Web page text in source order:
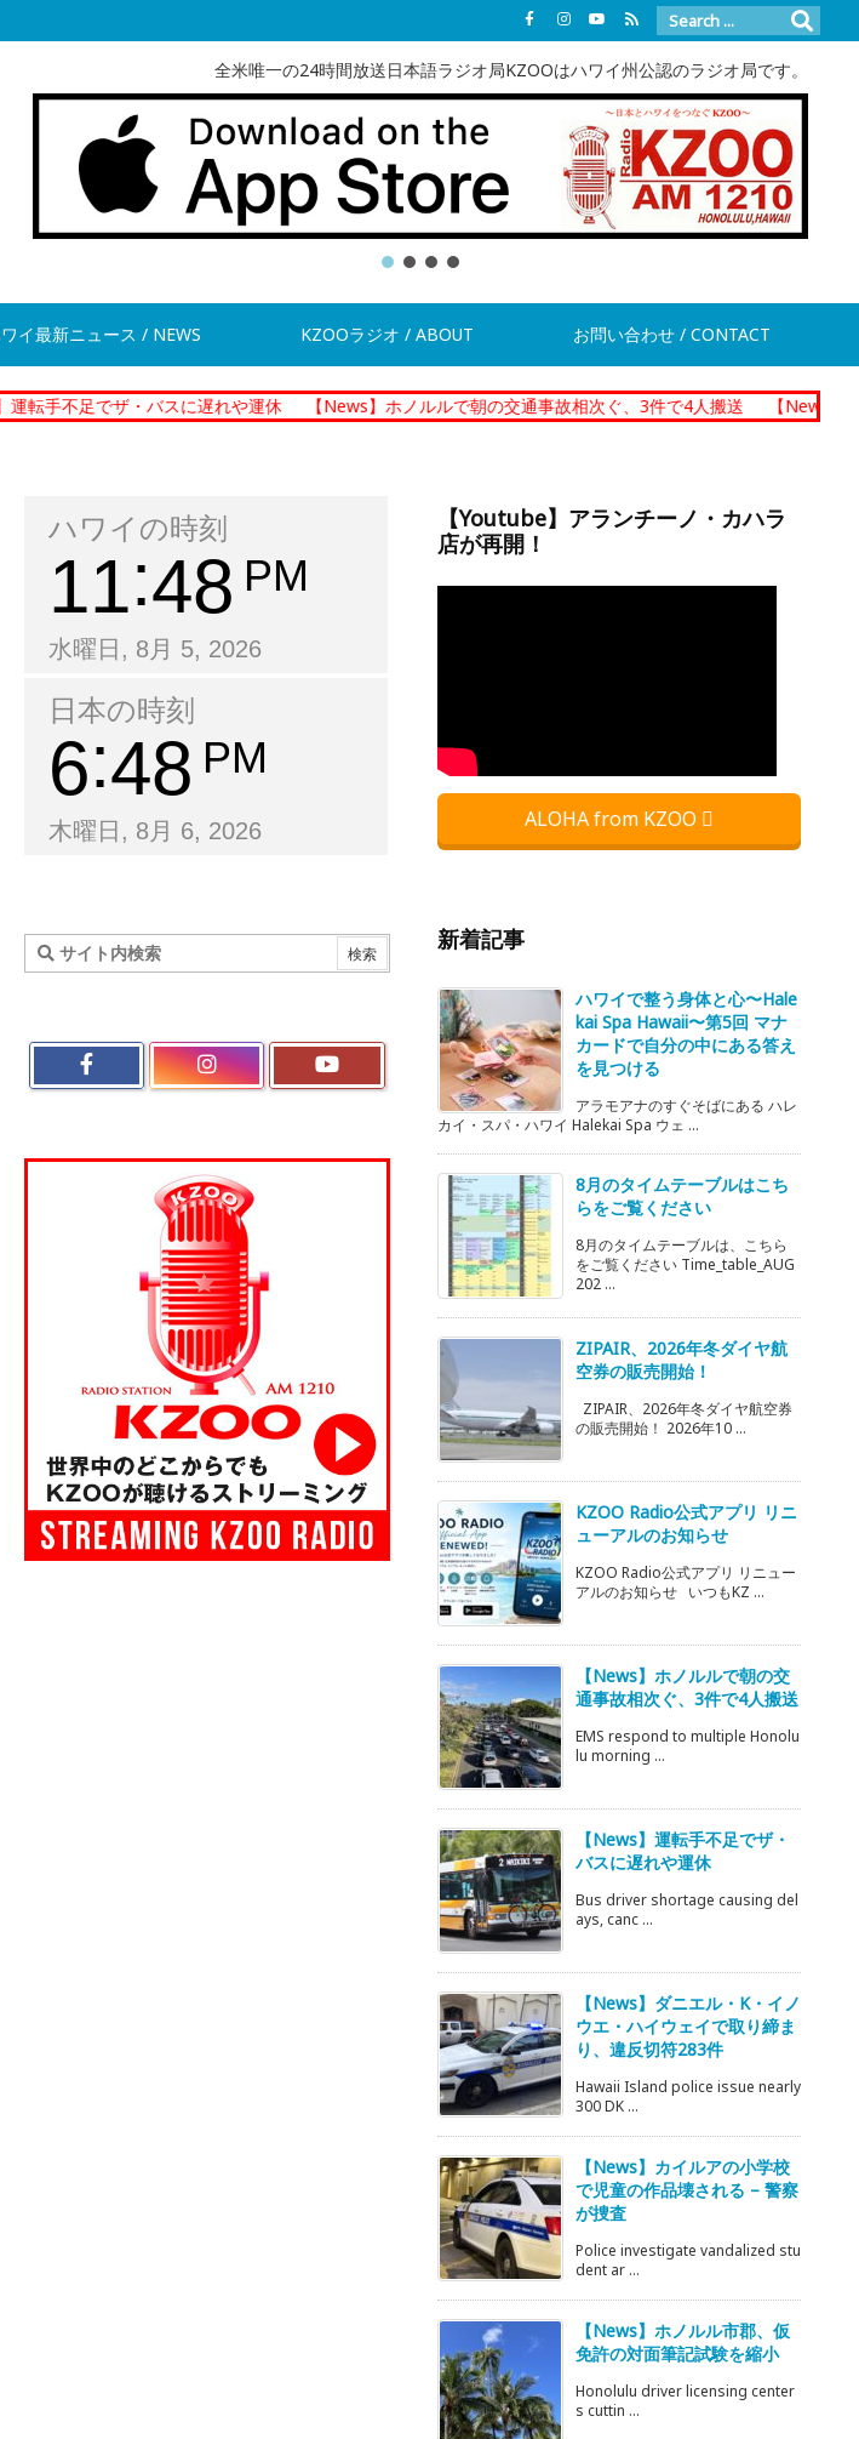
全米唯一の24時間放送日本語ラジオ局KZOOはハワイ州公認のラジオ局です。
イ最新ニュース / NEWS KZOOラジオ / ABOUT お問い合わせ / CONTACT
ザ・バスに遅れや運休 【News】ホノルルで朝の交通事故相次ぐ、3件で4人搬送 【News】ダニエル・
ハワイの時刻
11 48 PM
水曜日, 8月 5, 2026
日本の時刻
6 48 PM
木曜日, 8月 6, 2026
【Youtube】アランチーノ・カハラ
店が再開！
ALOHA from KZOO
新着記事
ハワイで整う身体と心〜Hale
kai Spa Hawaii〜第5回 マナ
カードで自分の中にある答え
を見つける
アラモアナのすぐそばにある ハレ
カイ・スパ・ハワイ Halekai Spa ウェ ...
8月のタイムテーブルはこち
らをご覧ください
8月のタイムテーブルは、こちら
をご覧ください Time_table_AUG
202 ...
ZIPAIR、2026年冬ダイヤ航
空券の販売開始！
ZIPAIR、2026年冬ダイヤ航空券
の販売開始！ 2026年10 ...
KZOO Radio公式アプリ リニ
ューアルのお知らせ
KZOO Radio公式アプリ リニュー
アルのお知らせ いつもKZ ...
【News】ホノルルで朝の交
通事故相次ぐ、3件で4人搬送
EMS respond to multiple Honolu
lu morning ...
【News】運転手不足でザ・
バスに遅れや運休
Bus driver shortage causing del
ays, canc ...
【News】ダニエル・K・イノ
ウエ・ハイウェイで取り締ま
り、違反切符283件
Hawaii Island police issue nearly
300 DK ...
【News】カイルアの小学校
で児童の作品壊される – 警察
が捜査
Police investigate vandalized stu
dent ar ...
【News】ホノルル市郡、仮
免許の対面筆記試験を縮小
Honolulu driver licensing center
s cuttin ...